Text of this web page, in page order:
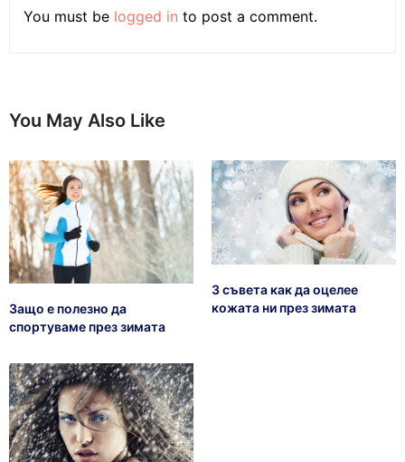
You must be logged in to post a comment.
You May Also Like
Защо е полезно да
спортуваме през зимата
3 съвета как да оцелее
кожата ни през зимата